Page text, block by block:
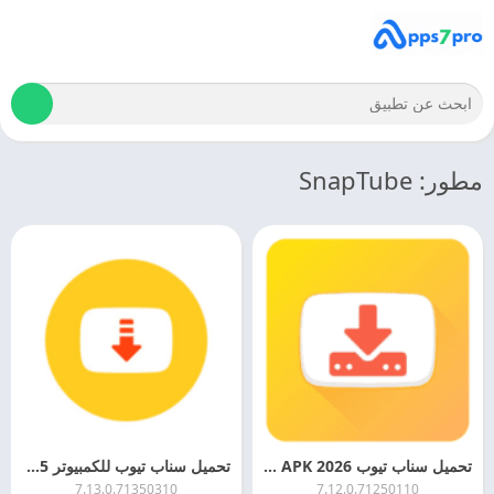
مطور: SnapTube
تحميل سناب تيوب 2026 SnapTube APK للاندرويد مجانا
7.12.0.71250110
تحميل سناب تيوب للكمبيوتر 2025 SnapTube For PC اخر اصدار
7.13.0.71350310